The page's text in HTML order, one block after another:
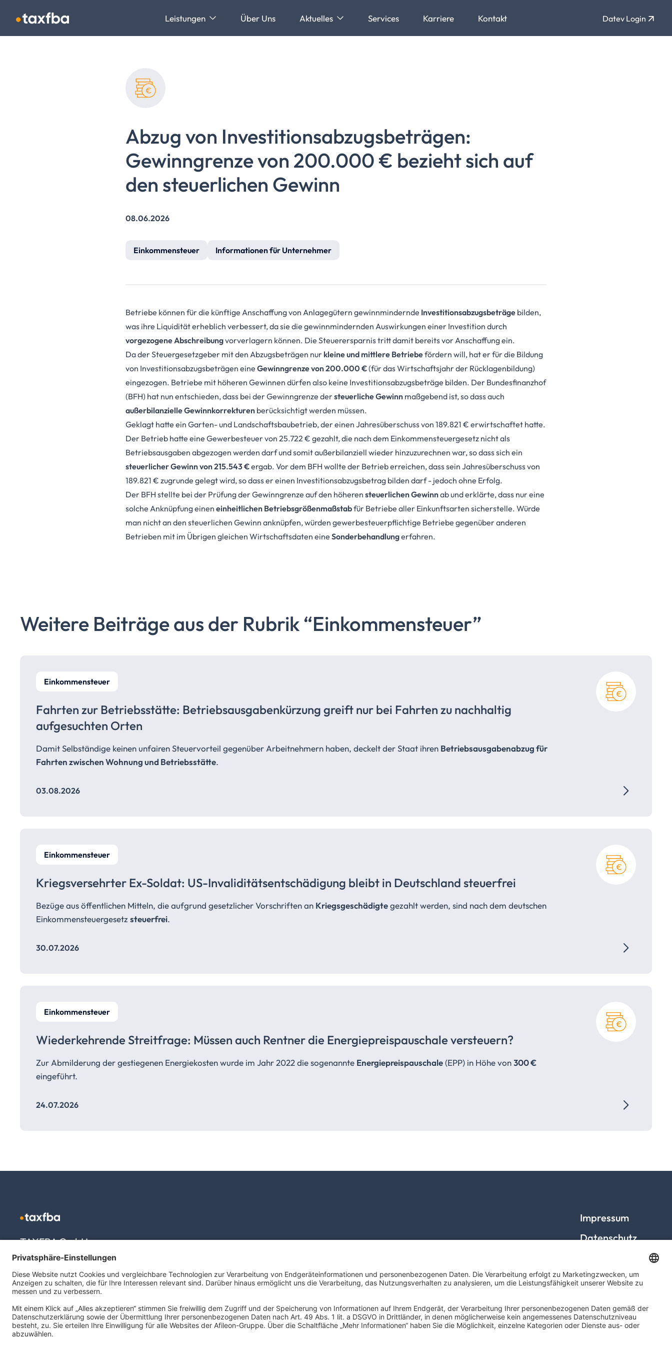
Navigation überspringen Leistungen Über Uns Aktuelles Services Karriere Kontakt Datev Login
Abzug von Investitionsabzugsbeträgen:
Gewinngrenze von 200.000 € bezieht sich auf
den steuerlichen Gewinn
08.06.2026
Einkommensteuer Informationen für Unternehmer
Betriebe können für die künftige Anschaffung von Anlagegütern gewinnmindernde Investitionsabzugsbeträgebilden,
was ihre Liquidität erheblich verbessert, da sie die gewinnmindernden Auswirkungen einer Investition durch
vorgezogene Abschreibungvorverlagern können. Die Steuerersparnis tritt damit bereits vor Anschaffung ein.
Da der Steuergesetzgeber mit den Abzugsbeträgen nur kleine und mittlere Betriebefördern will, hat er für die Bildung
von Investitionsabzugsbeträgen eine Gewinngrenze von 200.000 €(für das Wirtschaftsjahr der Rücklagenbildung)
eingezogen. Betriebe mit höheren Gewinnen dürfen also keine Investitionsabzugsbeträge bilden. Der Bundesfinanzhof
(BFH) hat nun entschieden, dass bei der Gewinngrenze dersteuerliche Gewinnmaßgebend ist, so dass auch
außerbilanzielle Gewinnkorrekturenberücksichtigt werden müssen.
Geklagt hatte ein Garten- und Landschaftsbaubetrieb, der einen Jahresüberschuss von 189.821 € erwirtschaftet hatte.
Der Betrieb hatte eine Gewerbesteuer von 25.722 € gezahlt, die nach dem Einkommensteuergesetz nicht als
Betriebsausgaben abgezogen werden darf und somit außerbilanziell wieder hinzuzurechnen war, so dass sich ein
steuerlicher Gewinn von 215.543 €ergab. Vor dem BFH wollte der Betrieb erreichen, dass sein Jahresüberschuss von
189.821 € zugrunde gelegt wird, so dass er einen Investitionsabzugsbetrag bilden darf - jedoch ohne Erfolg.
Der BFH stellte bei der Prüfung der Gewinngrenze auf den höheren steuerlichen Gewinnab und erklärte, dass nur eine
solche Anknüpfung einen einheitlichen Betriebsgrößenmaßstabfür Betriebe aller Einkunftsarten sicherstelle. Würde
man nicht an den steuerlichen Gewinn anknüpfen, würden gewerbesteuerpflichtige Betriebe gegenüber anderen
Betrieben mit im Übrigen gleichen Wirtschaftsdaten eine Sonderbehandlungerfahren.
Weitere Beiträge aus der Rubrik“Einkommensteuer”
Einkommensteuer
Fahrten zur Betriebsstätte: Betriebsausgabenkürzung greift nur bei Fahrten zu nachhaltig
aufgesuchten Orten
Damit Selbständige keinen unfairen Steuervorteil gegenüber Arbeitnehmern haben, deckelt der Staat ihren Betriebsausgabenabzug für
Fahrten zwischen Wohnung und Betriebsstätte.
03.08.2026
Einkommensteuer
Kriegsversehrter Ex-Soldat: US-Invaliditätsentschädigung bleibt in Deutschland steuerfrei
Bezüge aus öffentlichen Mitteln, die aufgrund gesetzlicher Vorschriften an Kriegsgeschädigtegezahlt werden, sind nach dem deutschen
Einkommensteuergesetz steuerfrei.
30.07.2026
Einkommensteuer
Wiederkehrende Streitfrage: Müssen auch Rentner die Energiepreispauschaleversteuern?
Zur Abmilderung der gestiegenen Energiekosten wurde im Jahr 2022 die sogenannte Energiepreispauschale(EPP) in Höhe von300 €
eingeführt.
24.07.2026
TAXFBA GmbH
Gasstraße 18, Haus 6a
22761 Hamburg
info@taxfba.de
Impressum
Datenschutz
Barrierefreiheit
Cookies